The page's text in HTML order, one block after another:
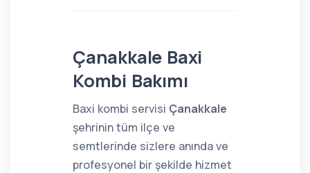
Çanakkale Baxi
Kombi Bakımı
Baxi kombi servisi Çanakkale
şehrinin tüm ilçe ve
semtlerinde sizlere anında ve
profesyonel bir şekilde hizmet